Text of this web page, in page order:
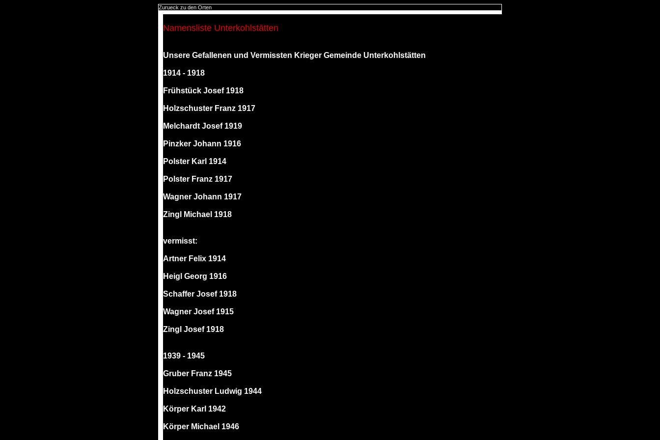
Zurueck zu den Orten
Namensliste Unterkohlstätten
Unsere Gefallenen und Vermissten Krieger Gemeinde Unterkohlstätten
1914 - 1918
Frühstück Josef 1918
Holzschuster Franz 1917
Melchardt Josef 1919
Pinzker Johann 1916
Polster Karl 1914
Polster Franz 1917
Wagner Johann 1917
Zingl Michael 1918
vermisst:
Artner Felix 1914
Heigl Georg 1916
Schaffer Josef 1918
Wagner Josef 1915
Zingl Josef 1918
1939 - 1945
Gruber Franz 1945
Holzschuster Ludwig 1944
Körper Karl 1942
Körper Michael 1946